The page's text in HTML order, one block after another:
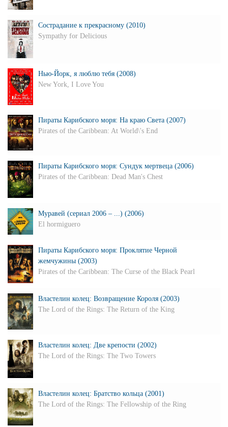
Сострадание к прекрасному (2010)
Sympathy for Delicious
Нью-Йорк, я люблю тебя (2008)
New York, I Love You
Пираты Карибского моря: На краю Света (2007)
Pirates of the Caribbean: At World\'s End
Пираты Карибского моря: Сундук мертвеца (2006)
Pirates of the Caribbean: Dead Man's Chest
Муравей (сериал 2006 – ...) (2006)
El hormiguero
Пираты Карибского моря: Проклятие Черной
жемчужины (2003)
Pirates of the Caribbean: The Curse of the Black Pearl
Властелин колец: Возвращение Короля (2003)
The Lord of the Rings: The Return of the King
Властелин колец: Две крепости (2002)
The Lord of the Rings: The Two Towers
Властелин колец: Братство кольца (2001)
The Lord of the Rings: The Fellowship of the Ring